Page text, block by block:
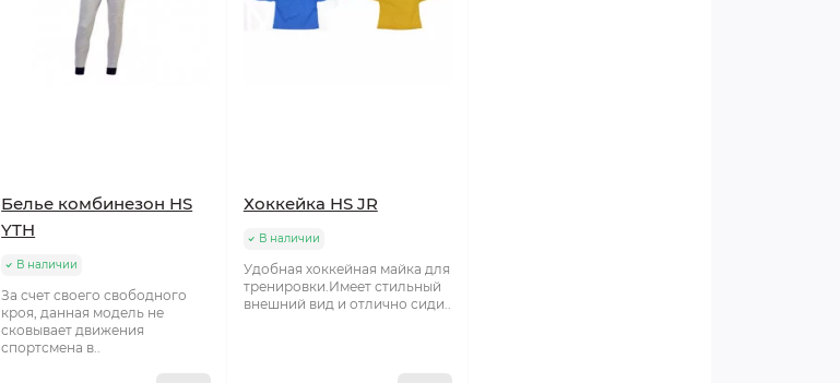
Белье комбинезон HS
YTH
В наличии
За счет своего свободного
кроя, данная модель не
сковывает движения
спортсмена в..
Хоккейка HS JR
В наличии
Удобная хоккейная майка для
тренировки.Имеет стильный
внешний вид и отлично сиди..